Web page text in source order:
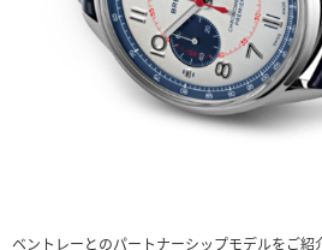
ベントレーとのパートナーシップモデルをご紹